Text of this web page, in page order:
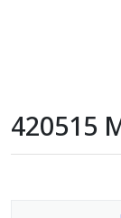
420515